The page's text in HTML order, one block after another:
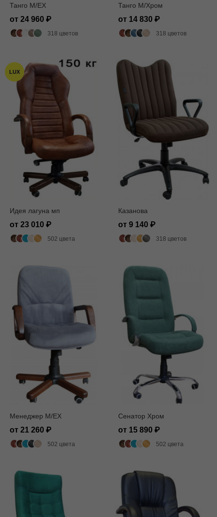
Танго M/EX
от 24 960
318 цветов
Танго M/Хром
от 14 830
318 цветов
LUX
Идея лагуна мп
от 23 010
502 цвета
Казанова
от 9 140
318 цветов
Менеджер M/EX
от 21 260
502 цвета
Сенатор Хром
от 15 890
502 цвета